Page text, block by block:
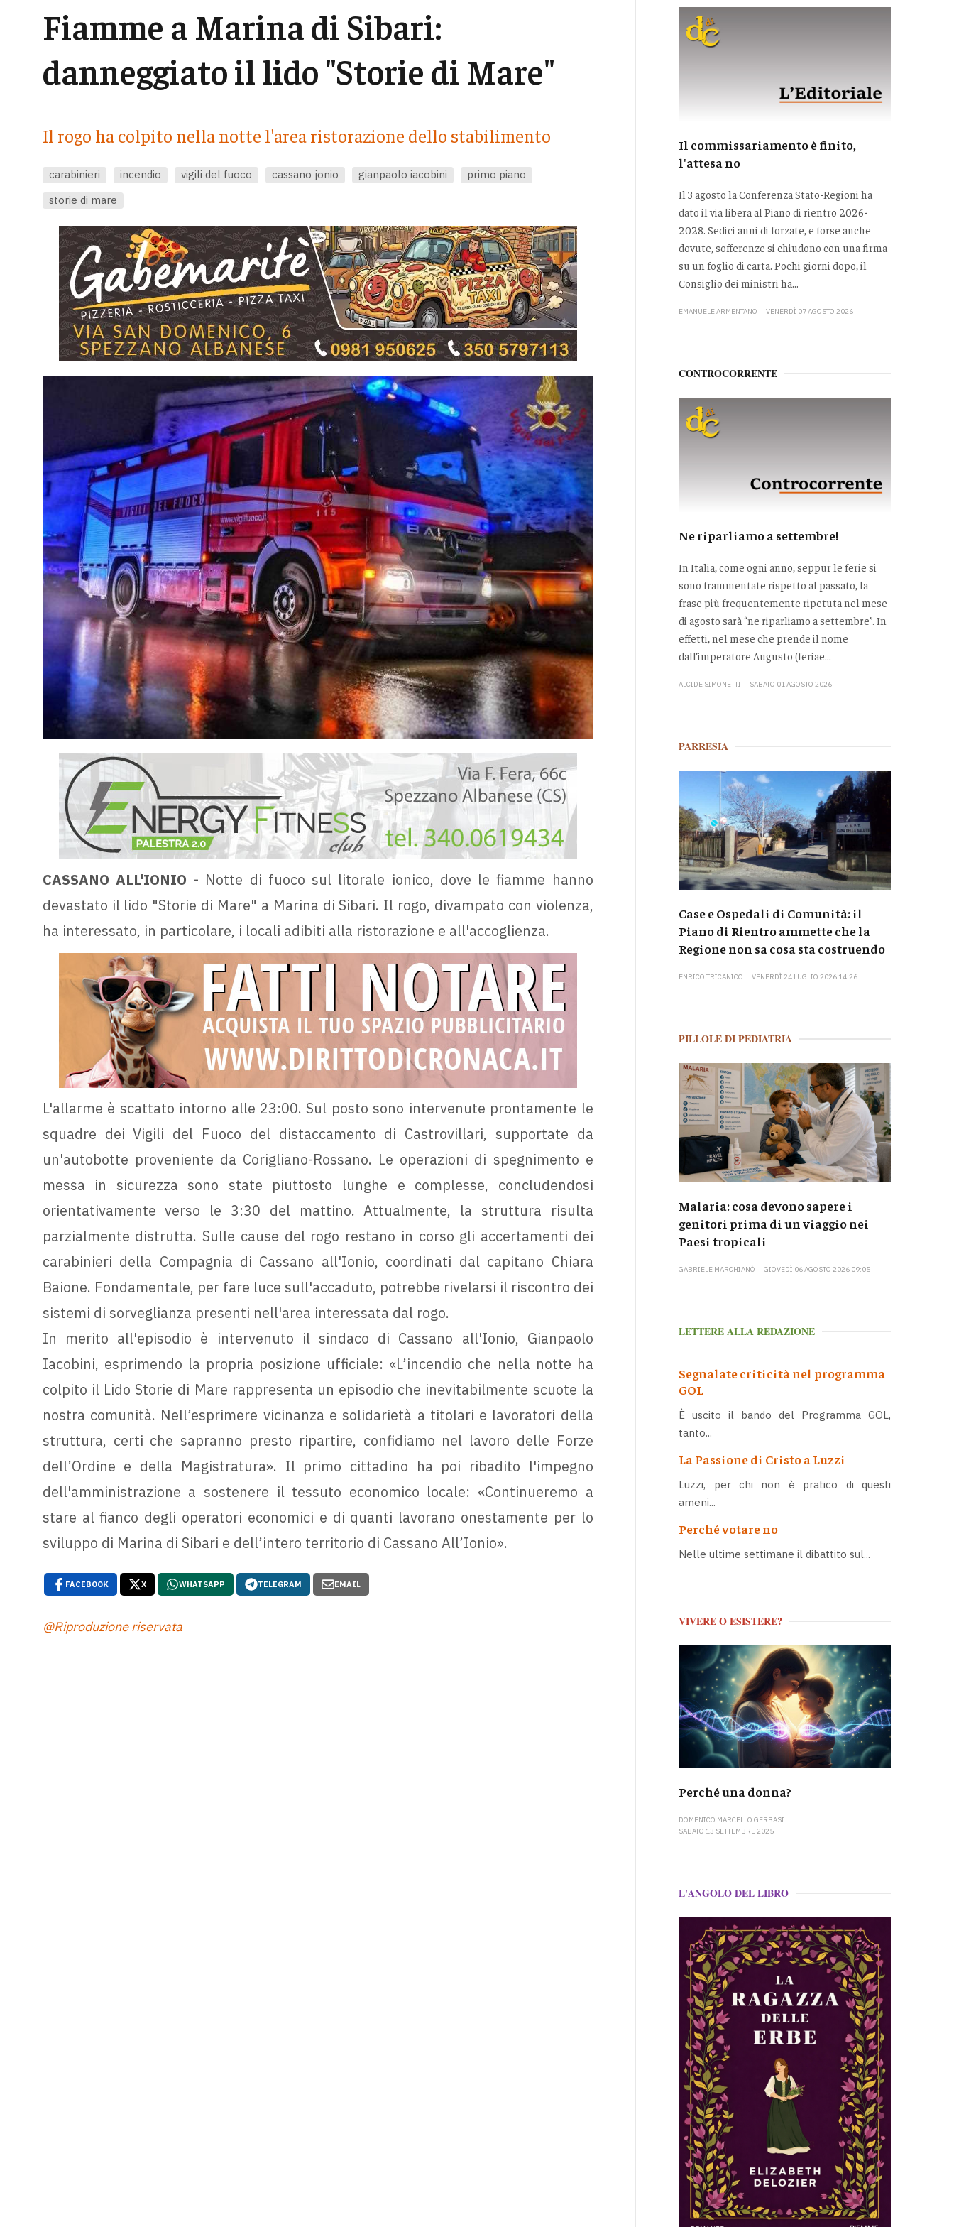
Fiamme a Marina di Sibari:
danneggiato il lido "Storie di Mare"
Il rogo ha colpito nella notte l'area ristorazione dello stabilimento
carabinieri incendio vigili del fuoco cassano jonio gianpaolo iacobini
primo piano
storie di mare
CASSANO ALL'IONIO - Notte di fuoco sul litorale ionico, dove le fiamme hanno
devastato il lido "Storie di Mare" a Marina di Sibari. Il rogo, divampato con violenza,
ha interessato, in particolare, i locali adibiti alla ristorazione e all'accoglienza.
L'allarme è scattato intorno alle 23:00. Sul posto sono intervenute prontamente le
squadre dei Vigili del Fuoco del distaccamento di Castrovillari, supportate da
un'autobotte proveniente da Corigliano-Rossano. Le operazioni di spegnimento e
messa in sicurezza sono state piuttosto lunghe e complesse, concludendosi
orientativamente verso le 3:30 del mattino. Attualmente, la struttura risulta
parzialmente distrutta. Sulle cause del rogo restano in corso gli accertamenti dei
carabinieri della Compagnia di Cassano all'Ionio, coordinati dal capitano Chiara
Baione. Fondamentale, per fare luce sull'accaduto, potrebbe rivelarsi il riscontro dei
sistemi di sorveglianza presenti nell'area interessata dal rogo.
In merito all'episodio è intervenuto il sindaco di Cassano all'Ionio, Gianpaolo
Iacobini, esprimendo la propria posizione ufficiale: «L’incendio che nella notte ha
colpito il Lido Storie di Mare rappresenta un episodio che inevitabilmente scuote la
nostra comunità. Nell’esprimere vicinanza e solidarietà a titolari e lavoratori della
struttura, certi che sapranno presto ripartire, confidiamo nel lavoro delle Forze
dell’Ordine e della Magistratura». Il primo cittadino ha poi ribadito l'impegno
dell'amministrazione a sostenere il tessuto economico locale: «Continueremo a
stare al fianco degli operatori economici e di quanti lavorano onestamente per lo
sviluppo di Marina di Sibari e dell’intero territorio di Cassano All’Ionio».
FACEBOOK X WHATSAPP TELEGRAM EMAIL
@Riproduzione riservata
Il commissariamento è finito,
l'attesa no
Il 3 agosto la Conferenza Stato-Regioni ha
dato il via libera al Piano di rientro 2026-
2028. Sedici anni di forzate, e forse anche
dovute, sofferenze si chiudono con una firma
su un foglio di carta. Pochi giorni dopo, il
Consiglio dei ministri ha...
EMANUELE ARMENTANO VENERDÌ 07 AGOSTO 2026
CONTROCORRENTE
Ne riparliamo a settembre!
In Italia, come ogni anno, seppur le ferie si
sono frammentate rispetto al passato, la
frase più frequentemente ripetuta nel mese
di agosto sarà “ne riparliamo a settembre”. In
effetti, nel mese che prende il nome
dall’imperatore Augusto (feriae...
ALCIDE SIMONETTI SABATO 01 AGOSTO 2026
PARRESIA
Case e Ospedali di Comunità: il
Piano di Rientro ammette che la
Regione non sa cosa sta costruendo
ENRICO TRICANICO VENERDÌ 24 LUGLIO 2026 14:26
PILLOLE DI PEDIATRIA
Malaria: cosa devono sapere i
genitori prima di un viaggio nei
Paesi tropicali
GABRIELE MARCHIANÒ GIOVEDÌ 06 AGOSTO 2026 09:05
LETTERE ALLA REDAZIONE
Segnalate criticità nel programma
GOL
È uscito il bando del Programma GOL,
tanto...
La Passione di Cristo a Luzzi
Luzzi, per chi non è pratico di questi
ameni...
Perché votare no
Nelle ultime settimane il dibattito sul...
VIVERE O ESISTERE?
Perché una donna?
DOMENICO MARCELLO GERBASI
SABATO 13 SETTEMBRE 2025
L'ANGOLO DEL LIBRO